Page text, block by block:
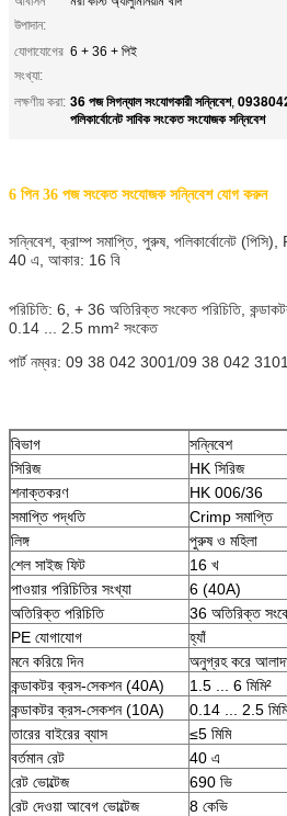
উপাদান:
যোগাযোগের
সংখ্যা:
6 + 36 + পিই
লক্ষণীয় করা: 36 পজ সিগন্যাল সংযোগকারী সন্নিবেশ,
পলিকার্বোনেট সাবিক সংকেত সংযোজক সন্নিবেশ
6 পিন 36 পজ সংকেত সংযোজক সন্নিবেশ যোগ করুন
সন্নিবেশ, ক্রাম্প সমাপ্তি, পুরুষ, পলিকার্বোনেট
‌40 এ, আকার: 16 বি
পরিচিতি: 6, + 36 অতিরিক্ত সংকেত পরিচিতি,
0.14 ... 2.5 mm² সংকেত
পার্ট নম্বর: 09 38 042 3001/09 38 042 3101
বিভাগ
সন্নিবেশ
সিরিজ
HK সিরিজ
শনাক্তকরণ
HK 006/36
সমাপ্তি পদ্ধতি
Crimp সমাপ্তি
লিঙ্গ
পুরুষ ও মহিলা
শেল সাইজ ফিট
16 খ
পাওয়ার পরিচিতির সংখ্যা
6 (40A)
অতিরিক্ত পরিচিতি
36 অতিরিক্ত
PE যোগাযোগ
হ্যাঁ
মনে করিয়ে দিন
অনুগ্রহ করে
কন্ডাকটর ক্রস-সেকশন (40A)
1.5 ... 6 মিমি²
কন্ডাকটর ক্রস-সেকশন (10A)
0.14 ... 2.5
তারের বাইরের ব্যাস
≤5 মিমি
বর্তমান রেট
40 এ
রেট ভোল্টেজ
690 ভি
রেট দেওয়া আবেগ ভোল্টেজ
8 কেভি